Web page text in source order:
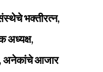
भक्‍तीरत्न,
अध्यक्ष,
अनेकांचे आजार